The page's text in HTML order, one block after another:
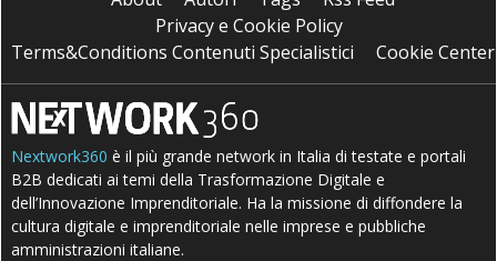
Privacy e Cookie Policy
Terms&Conditions Contenuti Specialistici
Cookie Center
Nextwork360 è il più grande network in Italia di testate e portali
B2B dedicati ai temi della Trasformazione Digitale e
dell’Innovazione Imprenditoriale. Ha la missione di diffondere la
cultura digitale e imprenditoriale nelle imprese e pubbliche
amministrazioni italiane.